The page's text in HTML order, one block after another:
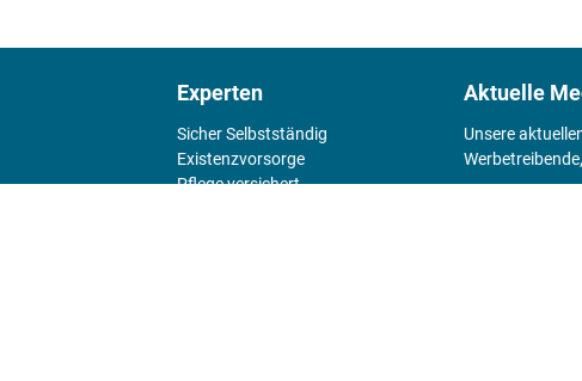
Experten
Sicher Selbstständig
Existenz­vorsorge
Pflege versichert
Aktuelle
Unsere